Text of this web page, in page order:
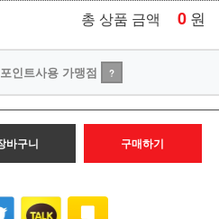
총 상품 금액 0 원
인트사용 가맹점 ?
바구니 구매하기